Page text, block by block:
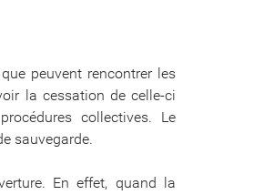
peuvent rencontrer les
la cessation de celle-ci
collectives. Le
sauvegarde.
En effet, quand la